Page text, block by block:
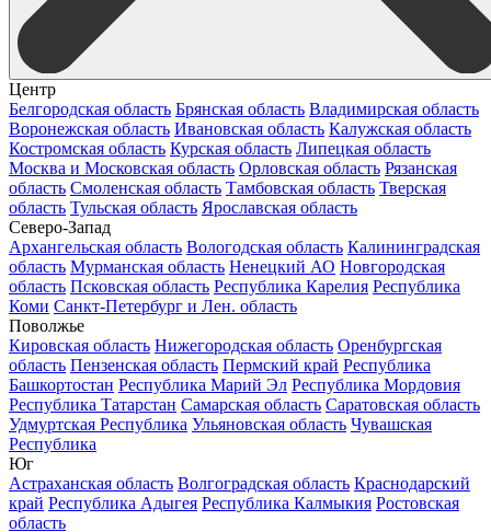
Центр
Белгородская область Брянская область Владимирская область
Воронежская область Ивановская область Калужская область
Костромская область Курская область Липецкая область
Москва и Московская область Орловская область Рязанская
область Смоленская область Тамбовская область Тверская
область Тульская область Ярославская область
Северо-Запад
Архангельская область Вологодская область Калининградская
область Мурманская область Ненецкий АО Новгородская
область Псковская область Республика Карелия Республика
Коми Санкт-Петербург и Лен. область
Поволжье
Кировская область Нижегородская область Оренбургская
область Пензенская область Пермский край Республика
Башкортостан Республика Марий Эл Республика Мордовия
Республика Татарстан Самарская область Саратовская область
Удмуртская Республика Ульяновская область Чувашская
Республика
Юг
Астраханская область Волгоградская область Краснодарский
край Республика Адыгея Республика Калмыкия Ростовская
область